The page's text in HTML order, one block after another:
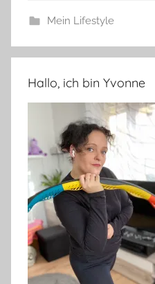
Mein Lifestyle
Hallo, ich bin Yvonne